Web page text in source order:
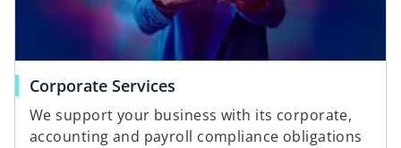
Corporate Services
We support your business with its corporate,
accounting and payroll compliance obligations